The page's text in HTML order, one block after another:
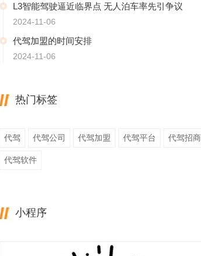
L3智能驾驶逼近临界点 无人泊车率先引争议
2024-11-06
代驾加盟的时间安排
2024-11-06
热门标签
代驾 代驾公司 代驾加盟 代驾平台 代驾招商
代驾软件
小程序